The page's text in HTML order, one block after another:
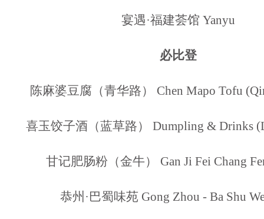
宴遇·福建荟馆 Yanyu
必比登
陈麻婆豆腐（青华路） Chen Mapo Tofu
喜玉饺子酒（蓝草路） Dumpling & Drinks
甘记肥肠粉（金牛） Gan Ji Fei Chang
恭州·巴蜀味苑 Gong Zhou - Ba Shu